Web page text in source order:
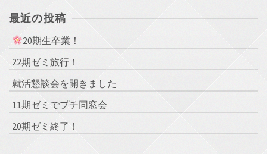
最近の投稿
20期生卒業！
22期ゼミ旅行！
就活懇談会を開きました
11期ゼミでプチ同窓会
20期ゼミ終了！